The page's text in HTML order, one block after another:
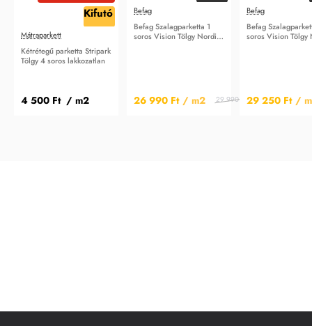
Kifutó
Mátraparkett
Kétrétegű parketta Stripark
Tölgy 4 soros lakkozatlan
4 500 Ft / m2
Befag
Befag Szalagparketta 1
soros Vision Tölgy Nordic
26 990 Ft / m2 29 990 Ft / m2
Befag
Befag
soros Vision Tölgy
29 250 Ft /